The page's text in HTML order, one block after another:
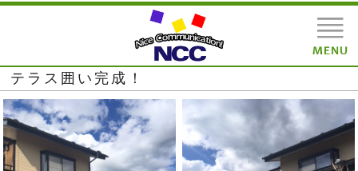
テラス囲い完成！